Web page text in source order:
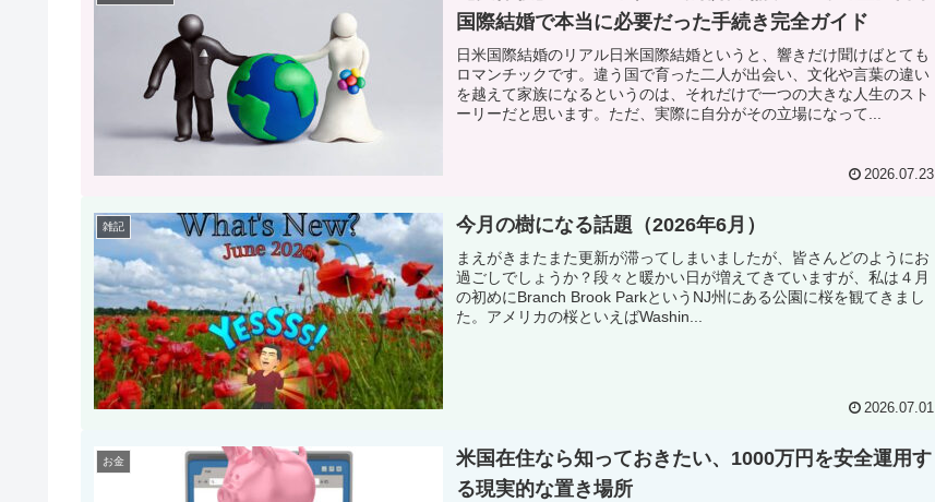
国際結婚で本当に必要だった手続き完全ガイド
日米国際結婚のリアル日米国際結婚というと、響きだけ聞けばとても
ロマンチックです。違う国で育った二人が出会い、文化や言葉の違い
を越えて家族になるというのは、それだけで一つの大きな人生のスト
ーリーだと思います。ただ、実際に自分がその立場になって...
2026.07.23
雑記 今月の樹になる話題（2026年6月）
まえがきまたまた更新が滞ってしまいましたが、皆さんどのようにお
過ごしでしょうか？段々と暖かい日が増えてきていますが、私は４月
の初めにBranch Brook ParkというNJ州にある公園に桜を観てきまし
た。アメリカの桜といえばWashin...
2026.07.01
お金
米国在住なら知っておきたい、1000万円を安全運用す
る現実的な置き場所